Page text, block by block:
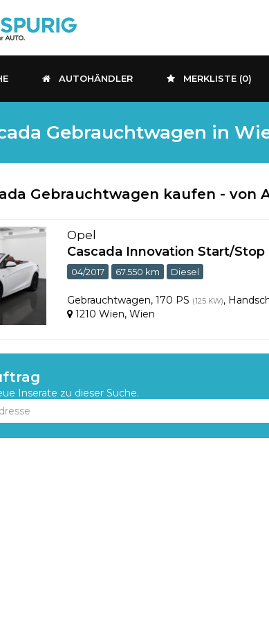
AUTOHÄNDLER MERKLISTE (0)
Gebrauchtwagen in
Gebrauchtwagen kaufen - von
Opel
Cascada Innovation Start/Stop
04/2017 67.550 km Diesel
Gebrauchtwagen,170 PS (125 KW),
1210 Wien,Wien
Inserate zu dieser Suche.